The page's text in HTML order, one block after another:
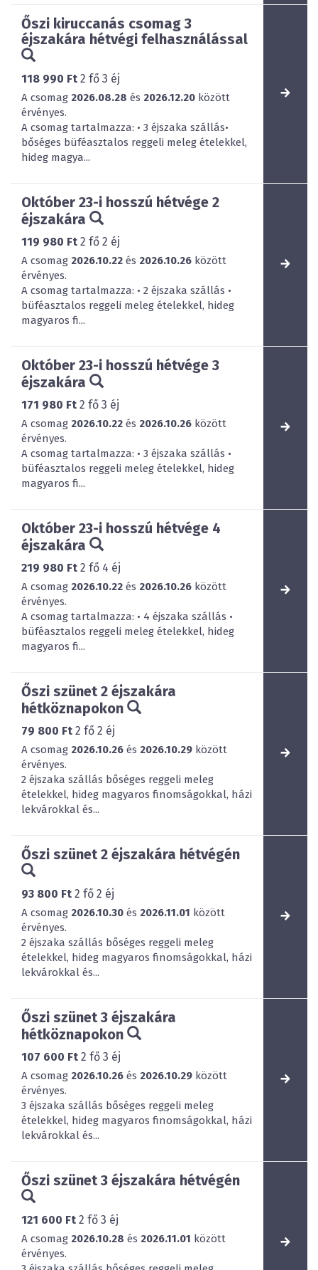
Őszi kiruccanás csomag 3
éjszakára hétvégi felhasználással
118 990 Ft 2 fő 3 éj
A csomag 2026.08.28 és 2026.12.20 között
érvényes.
A csomag tartalmazza: • 3 éjszaka szállás•
bőséges büféasztalos reggeli meleg ételekkel,
hideg magya...
Október 23-i hosszú hétvége 2
éjszakára
119 980 Ft 2 fő 2 éj
A csomag 2026.10.22 és 2026.10.26 között
érvényes.
A csomag tartalmazza: • 2 éjszaka szállás •
büféasztalos reggeli meleg ételekkel, hideg
magyaros fi...
Október 23-i hosszú hétvége 3
éjszakára
171 980 Ft 2 fő 3 éj
A csomag 2026.10.22 és 2026.10.26 között
érvényes.
A csomag tartalmazza: • 3 éjszaka szállás •
büféasztalos reggeli meleg ételekkel, hideg
magyaros fi...
Október 23-i hosszú hétvége 4
éjszakára
219 980 Ft 2 fő 4 éj
A csomag 2026.10.22 és 2026.10.26 között
érvényes.
A csomag tartalmazza: • 4 éjszaka szállás •
büféasztalos reggeli meleg ételekkel, hideg
magyaros fi...
Őszi szünet 2 éjszakára
hétköznapokon
79 800 Ft 2 fő 2 éj
A csomag 2026.10.26 és 2026.10.29 között
érvényes.
2 éjszaka szállás bőséges reggeli meleg
ételekkel, hideg magyaros finomságokkal, házi
lekvárokkal és...
Őszi szünet 2 éjszakára hétvégén
93 800 Ft 2 fő 2 éj
A csomag 2026.10.30 és 2026.11.01 között
érvényes.
2 éjszaka szállás bőséges reggeli meleg
ételekkel, hideg magyaros finomságokkal, házi
lekvárokkal és...
Őszi szünet 3 éjszakára
hétköznapokon
107 600 Ft 2 fő 3 éj
A csomag 2026.10.26 és 2026.10.29 között
érvényes.
3 éjszaka szállás bőséges reggeli meleg
ételekkel, hideg magyaros finomságokkal, házi
lekvárokkal és...
Őszi szünet 3 éjszakára hétvégén
121 600 Ft 2 fő 3 éj
A csomag 2026.10.28 és 2026.11.01 között
érvényes.